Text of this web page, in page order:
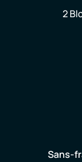
2
Sans-